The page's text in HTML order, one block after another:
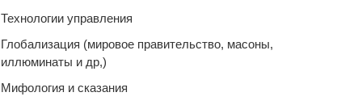
Технологии управления
Глобализация (мировое правительство, масоны,
иллюминаты и др,)
Мифология и сказания